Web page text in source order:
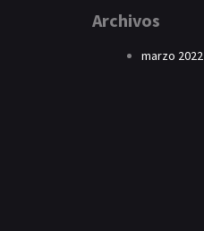
Archivos
marzo 2022